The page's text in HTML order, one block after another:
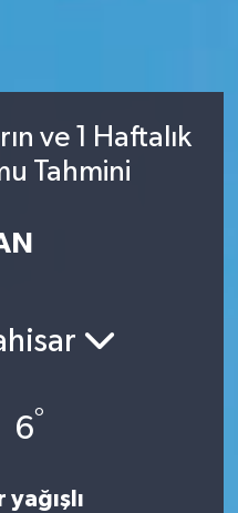
ve 1 Haftalık
Tahmini
6°
yağışlı